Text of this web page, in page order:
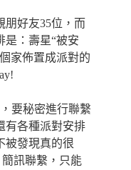
朋好友35位，而
是：壽星“被安
家佈置成派對的
要秘密進行聯繫
有各種派對安排
被發現真的很
訊聯繫，只能